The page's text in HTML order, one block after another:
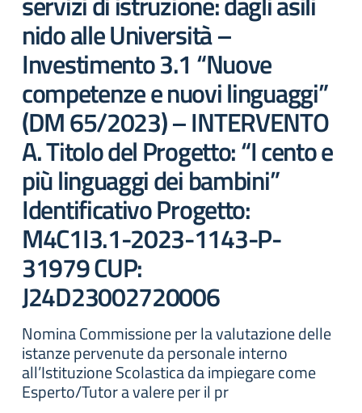
nido alle Università –
Investimento 3.1 “Nuove
competenze e nuovi linguaggi”
(DM 65/2023) – INTERVENTO
A. Titolo del Progetto: “I cento e
più linguaggi dei bambini”
Identificativo Progetto:
M4C1I3.1-2023-1143-P-
31979 CUP:
J24D23002720006
Nomina Commissione per la valutazione delle
istanze pervenute da personale interno
all’Istituzione Scolastica da impiegare come
Esperto/Tutor a valere per il pr